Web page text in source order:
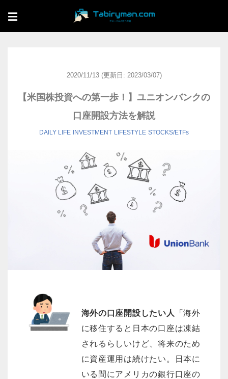
☰
2020/11/13 (更新日: 2023/03/07)
【米国株投資への第一歩！】ユニオンバンクの
口座開設方法を解説
DAILY LIFE INVESTMENT LIFESTYLE STOCKS/ETFs
海外の口座開設したい人
「海外
に移住すると日本の口座は凍結
されるらしいけど、将来のため
に資産運用は続けたい。日本に
いる間にアメリカの銀行口座の